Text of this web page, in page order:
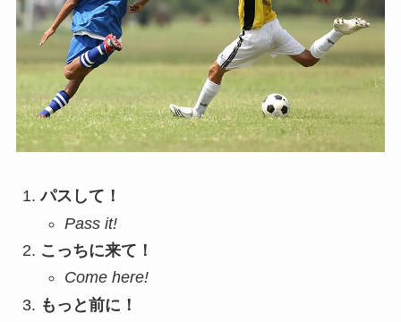
パスして！
Pass it!
こっちに来て！
Come here!
もっと前に！